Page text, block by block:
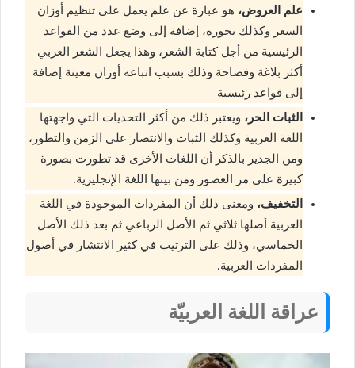
علم العروض، هو عبارة عن علم يعمل على تنظيم أوزان
السعر وكذلك بحوره، إضافة إلى وضع عدد من القواعد
الرئيسية من أجل كتابة الشعر، وهذا يجعل الشعر العربي
أكثر بلاغة وفصاحة وذلك بسبب اتباعه أوزان معينة إضافة
إلى قواعد رئيسية
الثبات الحر، ويعتبر ذلك من أكثر التحديات التي واجهتها
اللغة العربية وكذلك الثبات والانتصار على الزمن والتطور،
ومن الجدير بالذكر أن اللغات الأخرى قد تطورت بصورة
كبيرة على مر العصور ومن بينها اللغة الإنجليزية.
التخفيف، ومعنى ذلك أن المفردات الموجودة في اللغة
العربية أصلها ثلاثي ثم الأصل الرباعي ثم بعد ذلك الأصل
الخماسي، وذلك على الترتيب في كثير الانتشار في أصول
المفردات العربية.
عراقة اللغة العربيّة